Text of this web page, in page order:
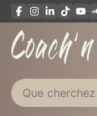
Aller
au